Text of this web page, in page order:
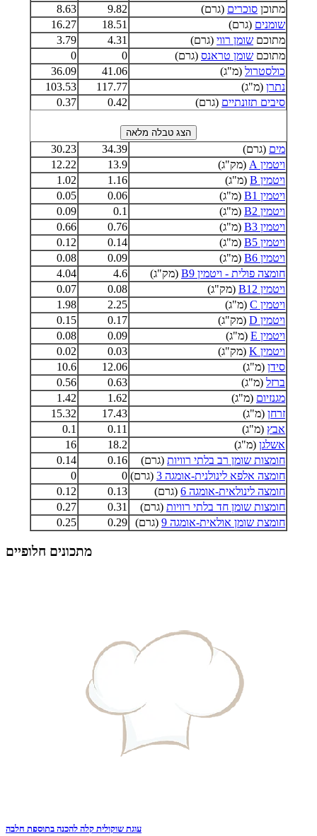
מתוכן סוכרים (גרם) 9.82
8.63
שומנים (גרם) 18.51
16.27
מתוכם שומן רווי (גרם) 4.31
3.79
מתוכם שומן טראנס (גרם) 0
0
כולסטרול (מ"ג) 41.06
36.09
נתרן (מ"ג) 117.77
103.53
סיבים תזונתיים (גרם) 0.42
0.37
מים (גרם) 34.39
30.23
ויטמין A
(מק"ג) 13.9
12.22
ויטמין B
(מ"ג) 1.16
1.02
ויטמין B1
(מ"ג) 0.06
0.05
ויטמין B2
(מ"ג) 0.1
0.09
ויטמין B3
(מ"ג) 0.76
0.66
ויטמין B5
(מ"ג) 0.14
0.12
ויטמין B6
(מ"ג) 0.09
0.08
חומצה פולית - ויטמין B9
(מק"ג) 4.6
4.04
ויטמין B12
(מק"ג) 0.08
0.07
ויטמין C
(מ"ג) 2.25
1.98
ויטמין D
(מק"ג) 0.17
0.15
ויטמין E
(מ"ג) 0.09
0.08
ויטמין K
(מק"ג) 0.03
0.02
סידן (מ"ג) 12.06
10.6
ברזל (מ"ג) 0.63
0.56
מגנזיום (מ"ג) 1.62
1.42
זרחן (מ"ג) 17.43
15.32
אבץ (מ"ג) 0.11
0.1
אשלגן (מ"ג) 18.2
16
חומצות שומן רב בלתי רוויות (גרם) 0.16
0.14
חומצה אלפא לינולנית-אומגה 3
(גרם) 0
0
חומצה לינולאית-אומגה 6
(גרם) 0.13
0.12
חומצות שומן חד בלתי רוויות (גרם) 0.31
0.27
חומצת שומן אולאית-אומגה 9
(גרם) 0.29
0.25
מתכונים חלופיים
עוגת שוקולית קלה להכנה בתוספת חלבה